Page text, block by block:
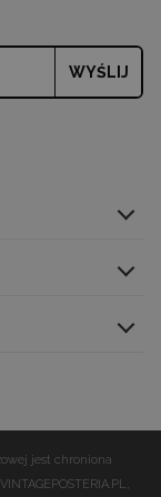
WYŚLIJ
jest chroniona
VINTAGEPOSTERIA.PL,